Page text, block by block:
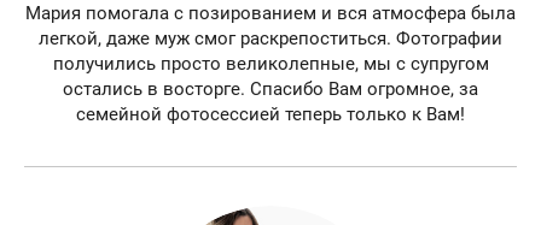
Мария помогала с позированием и вся атмосфера была
легкой, даже муж смог раскрепоститься. Фотографии
получились просто великолепные, мы с супругом
остались в восторге. Спасибо Вам огромное, за
семейной фотосессией теперь только к Вам!